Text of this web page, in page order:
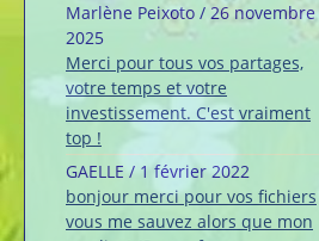
Marlène Peixoto / 26 novembre
2025
Merci pour tous vos partages,
votre temps et votre
investissement. C'est vraiment
top !
GAELLE/1 février 2022
bonjour merci pour vos fichiers
vous me sauvez alors que mon